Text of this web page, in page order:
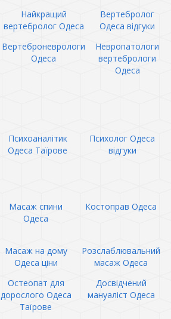
Найкращий
вертебролог Одеса
Вертебролог
Одеса відгуки
Вертеброневрологи
Одеса
Невропатологи
вертебрологи
Одеса
Психоаналітик
Одеса Таїрове
Психолог Одеса
відгуки
Масаж спини
Одеса
Костоправ Одеса
Масаж на дому
Одеса ціни
Розслаблювальний
масаж Одеса
Остеопат для
дорослого Одеса
Таїрове
Досвідчений
мануаліст Одеса